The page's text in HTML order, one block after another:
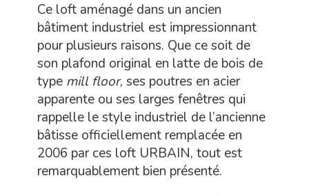
Ce loft aménagé dans un ancien
bâtiment industriel est impressionnant
pour plusieurs raisons. Que ce soit de
son plafond original en latte de bois de
type mill floor, ses poutres en acier
apparente ou ses larges fenêtres qui
rappelle le style industriel de l’ancienne
bâtisse officiellement remplacée en
2006 par ces loft URBAIN, tout est
remarquablement bien présenté.